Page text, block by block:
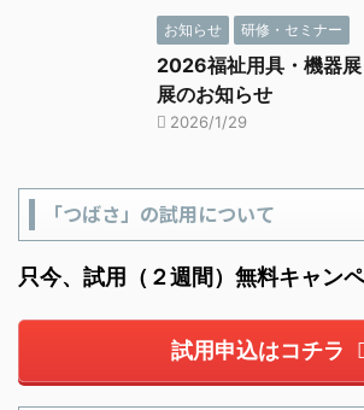
お知らせ 研修・セミナー
2026福祉用具・機
展のお知らせ
2026/1/29
「つばさ」の試用について
只今、試用（２週間）無料キャン
試用申込はコチラ